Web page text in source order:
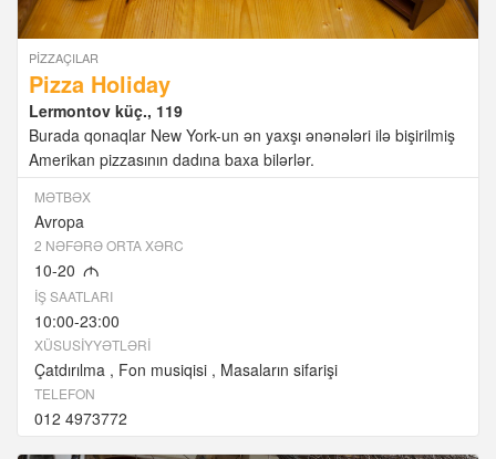
PIZZAÇILAR
Pizza Holiday
Lermontov küç., 119
Burada qonaqlar New York-un ən yaxşı ənənələri ilə bişirilmiş
Amerikan pizzasının dadına baxa bilərlər.
MƏTBƏX
Avropa
2 NƏFƏRƏ ORTA XƏRC
10-20 M
İŞ SAATLARI
10:00-23:00
XÜSUSIYYƏTLƏRI
Çatdırılma Fon musiqisi Masaların sifarişi
TELEFON
012 4973772